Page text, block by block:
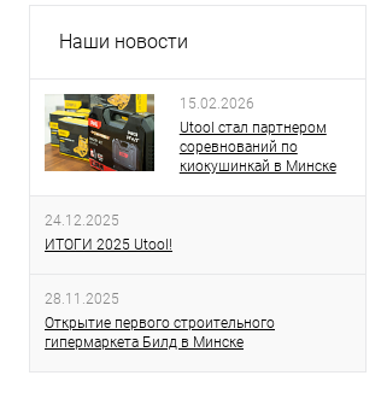
Наши новости
15.02.2026
Utool стал партнером
соревнований по
киокушинкай в Минске
24.12.2025
ИТОГИ 2025 Utool!
28.11.2025
Открытие первого строительного
гипермаркета Билд в Минске